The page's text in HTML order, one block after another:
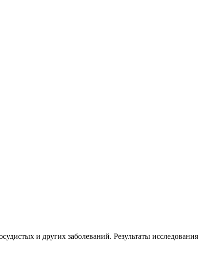
и других заболеваний. Результаты исследования